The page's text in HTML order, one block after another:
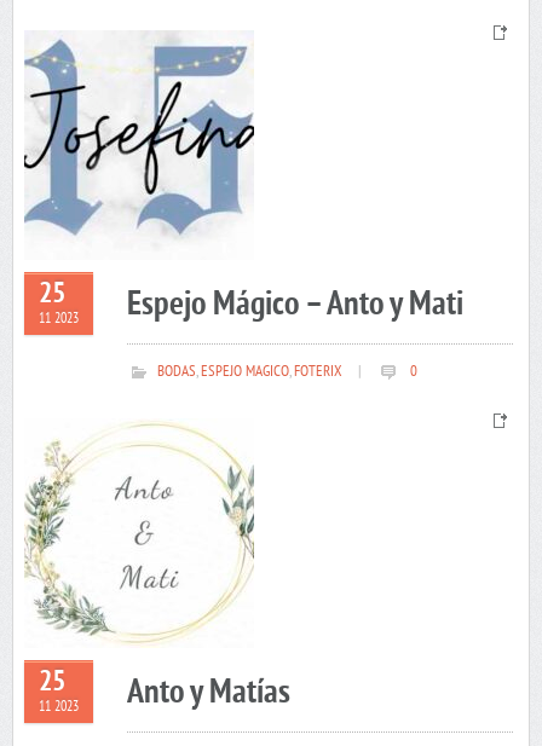
25
11 2023 Espejo Mágico – Anto y Mati
BODAS,ESPEJO MAGICO,FOTERIX 0
25
11 2023 Anto y Matías